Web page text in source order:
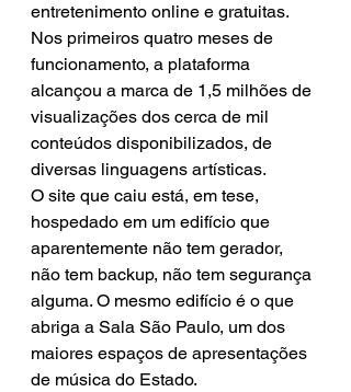
entretenimento online e gratuitas.
Nos primeiros quatro meses de
funcionamento, a plataforma
alcançou a marca de 1,5 milhões de
visualizações dos cerca de mil
conteúdos disponibilizados, de
diversas linguagens artísticas.
O site que caiu está, em tese,
hospedado em um edifício que
aparentemente não tem gerador,
não tem backup, não tem segurança
alguma. O mesmo edifício é o que
abriga a Sala São Paulo, um dos
maiores espaços de apresentações
de música do Estado.